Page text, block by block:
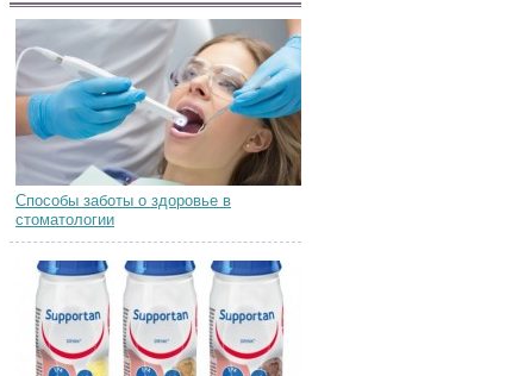
Способы заботы о здоровье в
стоматологии